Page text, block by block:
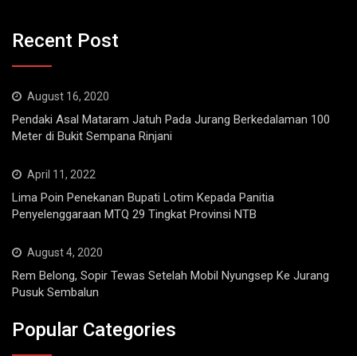
Recent Post
August 16, 2020
Pendaki Asal Mataram Jatuh Pada Jurang Berkedalaman 100
Meter di Bukit Sempana Rinjani
April 11, 2022
Lima Poin Penekanan Bupati Lotim Kepada Panitia
Penyelenggaraan MTQ 29 Tingkat Provinsi NTB
August 4, 2020
Rem Belong, Sopir Tewas Setelah Mobil Nyungsep Ke Jurang
Pusuk Sembalun
Popular Categories